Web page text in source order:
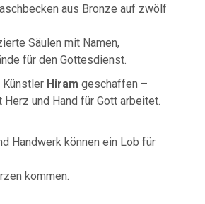
aus Bronze auf zwölf
Säulen mit Namen,
für den Gottesdienst.
Hiram geschaffen –
Herz und Hand für Gott arbeitet.
Handwerk können ein Lob für
kommen.